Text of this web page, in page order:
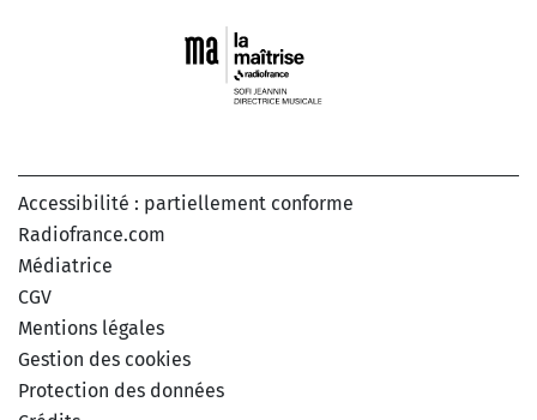
Accessibilité : partiellement conforme
Radiofrance.com
Médiatrice
CGV
Mentions légales
Gestion des cookies
Protection des données